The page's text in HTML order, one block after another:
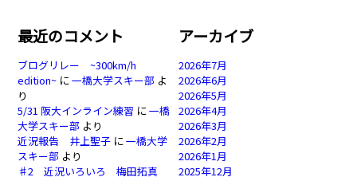
最近のコメント
ブログリレー ~300km/h
edition~ に一橋大学スキー部 よ
り
5/31 阪大インライン練習 に一橋
大学スキー部 より
近況報告 井上聖子 に一橋大学
スキー部 より
♯2 近況いろいろ 梅田拓真
アーカイブ
2026年7月
2026年6月
2026年5月
2026年4月
2026年3月
2026年2月
2026年1月
2025年12月